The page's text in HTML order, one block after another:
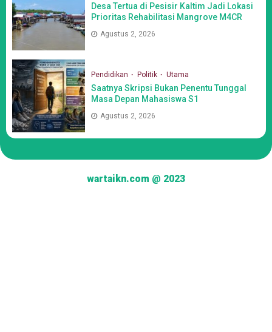
Desa Tertua di Pesisir Kaltim Jadi Lokasi
Prioritas Rehabilitasi Mangrove M4CR
Agustus 2, 2026
Pendidikan Politik Utama
Saatnya Skripsi Bukan Penentu Tunggal
Masa Depan Mahasiswa S1
Agustus 2, 2026
wartaikn.com @ 2023